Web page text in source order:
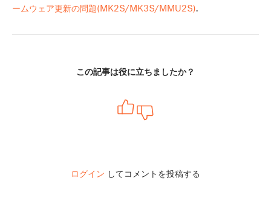
ームウェア更新の問題(MK2S/MK3S/MMU2S).
この記事は役に立ちましたか？
ログイン してコメントを投稿する